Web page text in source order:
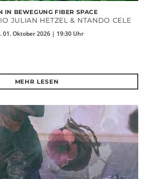
IN BEWEGUNG FIBER SPACE
JULIAN HETZEL & NTANDO CELE
01. Oktober 2026 | 19:30 Uhr
MEHR LESEN